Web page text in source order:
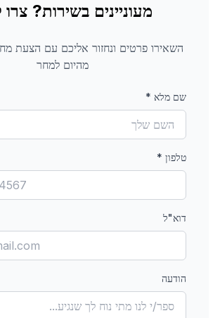
מעוניינים בשירות?
השאירו פרטים ונחזור אליכם עם הצעת
מהיום למחר
שם מלא *
טלפון *
דוא"ל
הודעה